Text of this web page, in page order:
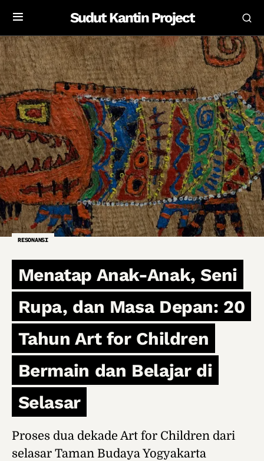
Sudut Kantin Project
RESONANSI
Menatap Anak-Anak, Seni
Rupa, dan Masa Depan: 20
Tahun Art for Children
Bermain dan Belajar di
Selasar
Proses dua dekade Art for Children dari
selasar Taman Budaya Yogyakarta